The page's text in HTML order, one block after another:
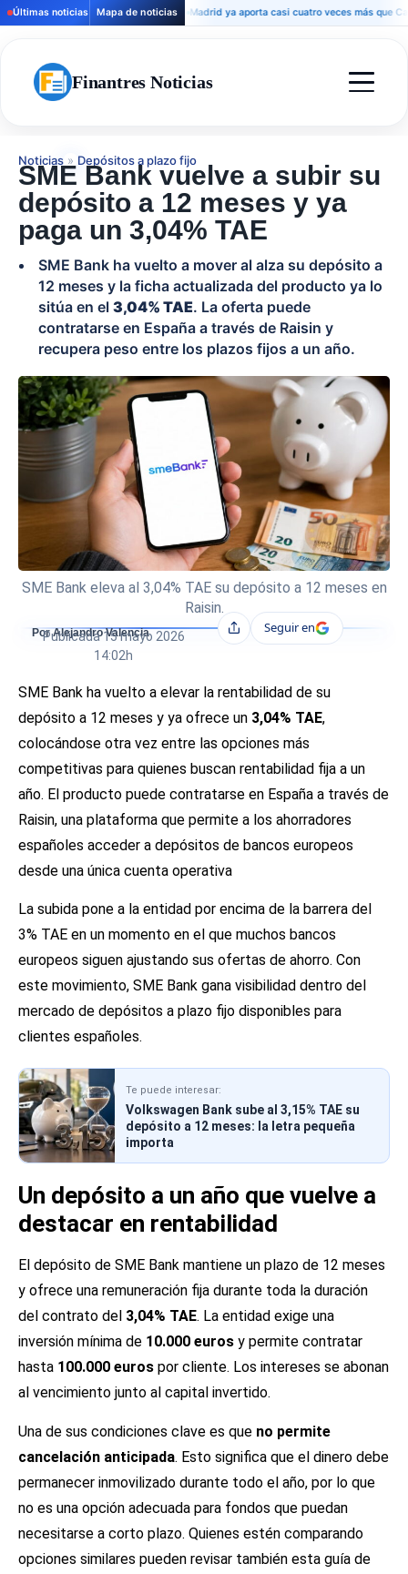
Últimas noticias Mapa de noticiasMadrid ya aporta casi cuatro veces más que
Finantres Noticias
Noticias » Depósitos a plazo fijo
SME Bank vuelve a subir su
depósito a 12 meses y ya
paga un 3,04% TAE
SME Bank ha vuelto a mover al alza su depósito a
12 meses y la ficha actualizada del producto ya lo
sitúa en el 3,04% TAE. La oferta puede
contratarse en España a través de Raisin y
recupera peso entre los plazos fijos a un año.
SME Bank eleva al 3,04% TAE su depósito a 12 meses en
Raisin.
Por Alejandro Valencia
Publicada15 mayo 2026
14:02h
CompartirSeguir en
SME Bank ha vuelto a elevar la rentabilidad de su
depósito a 12 meses y ya ofrece un 3,04% TAE,
colocándose otra vez entre las opciones más
competitivas para quienes buscan rentabilidad fija a un
año. El producto puede contratarse en España a través de
Raisin, una plataforma que permite a los ahorradores
españoles acceder a depósitos de bancos europeos
desde una única cuenta operativa
La subida pone a la entidad por encima de la barrera del
3% TAE en un momento en el que muchos bancos
europeos siguen ajustando sus ofertas de ahorro. Con
este movimiento, SME Bank gana visibilidad dentro del
mercado de depósitos a plazo fijo disponibles para
clientes españoles.
Te puede interesar:
Volkswagen Bank sube al 3,15% TAE su
depósito a 12 meses: la letra pequeña
importa
Un depósito a un año que vuelve a
destacar en rentabilidad
El depósito de SME Bank mantiene un plazo de 12 meses
y ofrece una remuneración fija durante toda la duración
del contrato del 3,04% TAE. La entidad exige una
inversión mínima de 10.000 euros y permite contratar
hasta 100.000 euros por cliente. Los intereses se abonan
al vencimiento junto al capital invertido.
Una de sus condiciones clave es que no permite
cancelación anticipada. Esto significa que el dinero debe
permanecer inmovilizado durante todo el año, por lo que
no es una opción adecuada para fondos que puedan
necesitarse a corto plazo. Quienes estén comparando
opciones similares pueden revisar también esta guía de